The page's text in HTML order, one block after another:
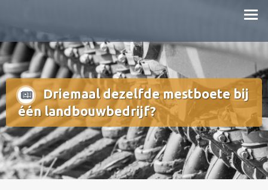
inhoud
Driemaal dezelfde mestboete bij
één landbouwbedrijf?